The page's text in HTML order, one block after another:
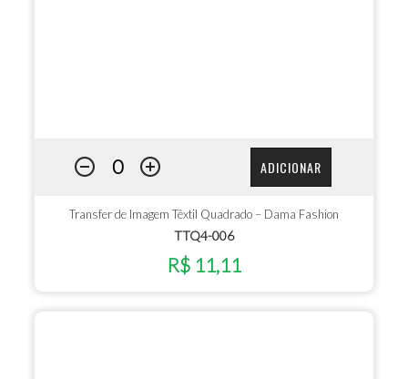
ADICIONAR
Transfer de Imagem Têxtil Quadrado – Dama Fashion
TTQ4-006
R$ 11,11